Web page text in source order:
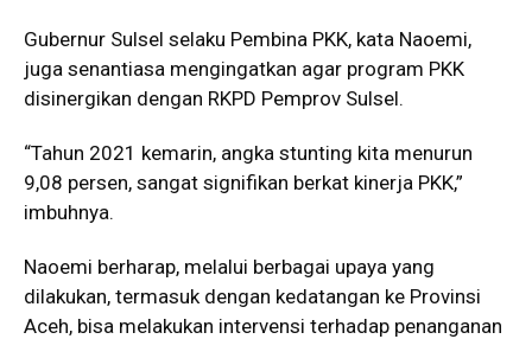
Gubernur Sulsel selaku Pembina PKK, kata Naoemi,
juga senantiasa mengingatkan agar program PKK
disinergikan dengan RKPD Pemprov Sulsel.
“Tahun 2021 kemarin, angka stunting kita menurun
9,08 persen, sangat signifikan berkat kinerja PKK,”
imbuhnya.
Naoemi berharap, melalui berbagai upaya yang
dilakukan, termasuk dengan kedatangan ke Provinsi
Aceh, bisa melakukan intervensi terhadap penanganan